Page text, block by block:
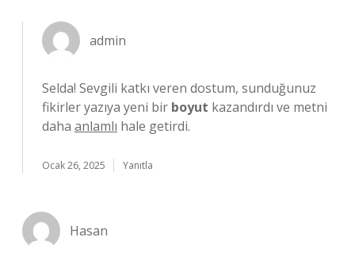
admin
Selda! Sevgili katkı veren dostum, sunduğunuz
fikirler yazıya yeni bir boyut kazandırdı ve metni
daha anlamlı hale getirdi.
Ocak 26, 2025 Yanıtla
Hasan